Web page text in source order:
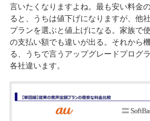
言いたくなりますよね。最も安い料金
ると、うちは値下げになりますが、他
プランを選ぶと値上げになる。家族で
の支払い額でも違いが出る。それから
る、うちで言うアップグレードプログ
各社違います。